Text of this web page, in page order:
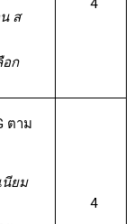
ส
อก
4
ตาม
นียม
4